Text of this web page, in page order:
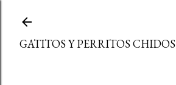
GATITOS Y PERRITOS CHIDOS